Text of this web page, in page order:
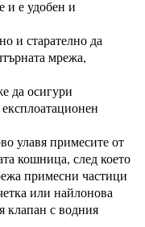
и е удобен и
и старателно да
мрежа,
да осигури
улавя примесите от
кошница, след което
примесни частици
или найлонова
клапан с водния